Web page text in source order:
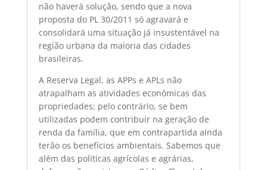
não haverá solução, sendo que a nova
proposta do PL 30/2011 só agravará e
consolidará uma situação já insustentável na
região urbana da maioria das cidades
brasileiras.
A Reserva Legal, as APPs e APLs não
atrapalham as atividades econômicas das
propriedades; pelo contrário, se bem
utilizadas podem contribuir na geração de
renda da família, que em contrapartida ainda
terão os benefícios ambientais. Sabemos que
além das políticas agrícolas e agrárias,